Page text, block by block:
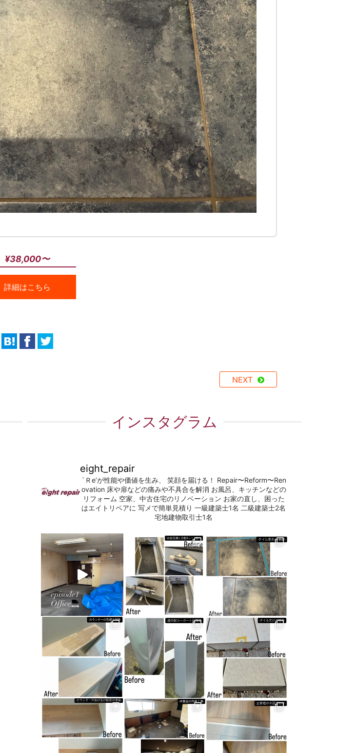
¥38,000〜
詳細はこちら
NEXT
インスタグラム
eight_repair
`Ｒe’が性能や価値を生み、 笑顔を届ける！
Repair〜Reform〜Ren
ovation 床や扉などの痛みや不具合を解消 お風呂、キッチンなどの
リフォーム 空家、中古住宅のリノベーション お家の直し、困った
はエイトリペアに 写メで簡単見積り 一級建築士1名 二級建築士2名
宅地建物取引士1名